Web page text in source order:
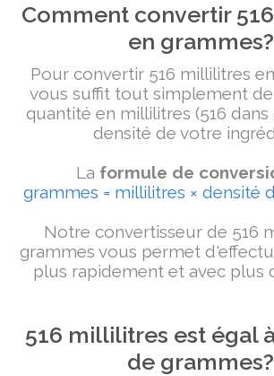
Comment convertir
en grammes?
Pour convertir 516 millilitres
vous suffit tout simplement
quantité en millilitres (516 dans
densité de votre
La formule de
grammes = millilitres × densité
Notre convertisseur de 516
grammes vous permet
plus rapidement et avec plus
516 millilitres est égal
de grammes?